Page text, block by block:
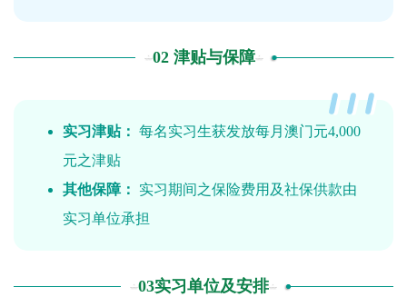
02 津贴与保障
实习津贴： 每名实习生获发放每月澳门元4,000
元之津贴
其他保障：
实习期间之保险费用及社保供款由
实习单位承担
03实习单位及安排